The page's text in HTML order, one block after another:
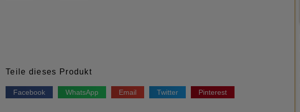
Teile dieses Produkt
Facebook WhatsApp Email Twitter Pinterest